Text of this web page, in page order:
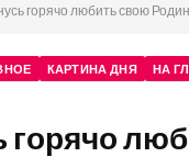
горячо любить свою
КАРТИНА ДНЯ
НА
горячо